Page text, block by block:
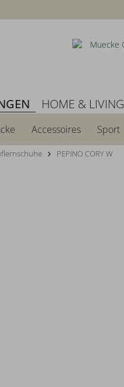
HOME & LIVING
Accessoires Sport
PEPINO CORY W